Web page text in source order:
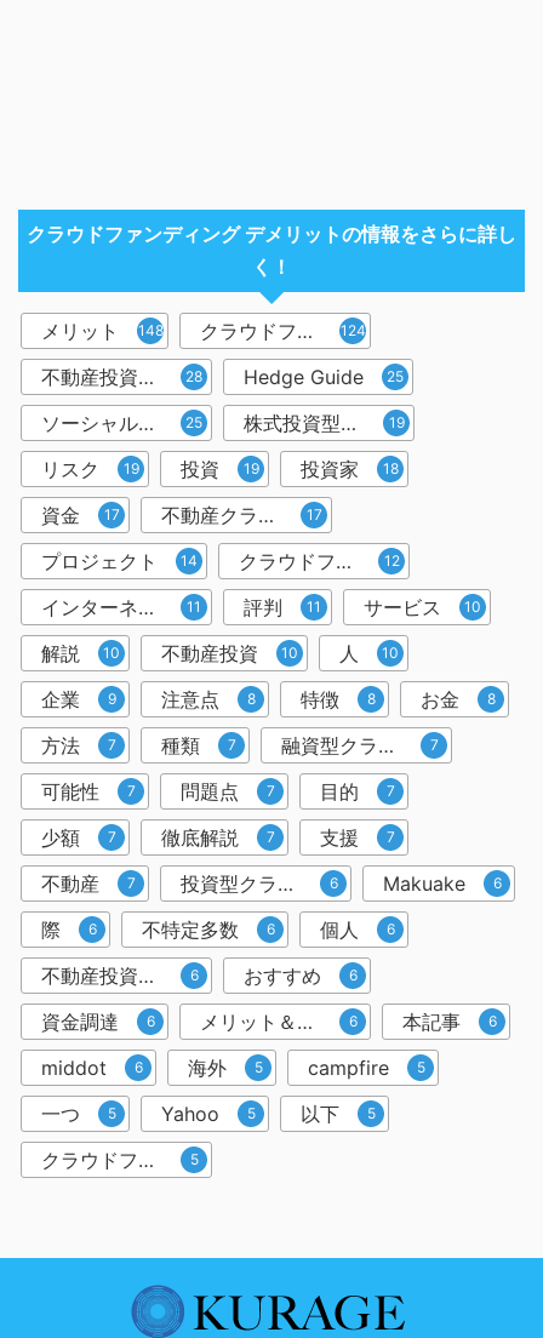
クラウドファンディング デメリットの情報をさらに詳し
く！
メリット 148 クラウドファンディング 124
不動産投資型クラウドファンディング 28 Hedge Guide 25
ソーシャルレンディング 25 株式投資型クラウドファンディング 19
リスク 19 投資 19 投資家 18
資金 17 不動産クラウドファンディング 17
プロジェクト 14 クラウドファンディング投資 12
インターネット 11 評判 11 サービス 10
解説 10 不動産投資 10 人 10
企業 9 注意点 8 特徴 8 お金 8
方法 7 種類 7 融資型クラウドファンディング 7
可能性 7 問題点 7 目的 7
少額 7 徹底解説 7 支援 7
不動産 7 投資型クラウドファンディング 6 Makuake 6
際 6 不特定多数 6 個人 6
不動産投資クラウドファンディング 6 おすすめ 6
資金調達 6 メリット＆デメリット 6 本記事 6
middot 6 海外 5 campfire 5
一つ 5 Yahoo 5 以下 5
クラウドファンディングサービス 5